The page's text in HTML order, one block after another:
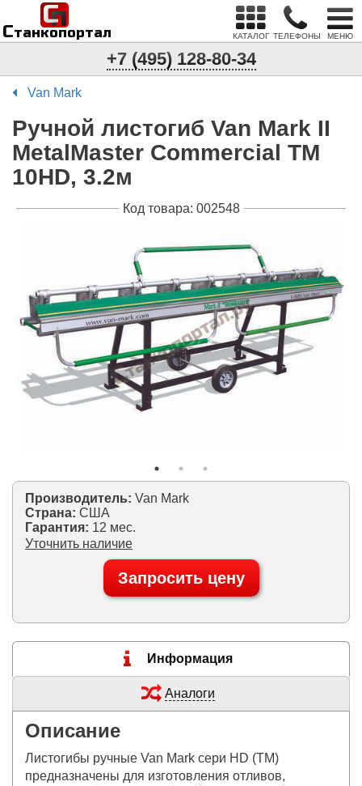
Станкопортал
п
С
КАТАЛОГ ТЕЛЕФОНЫ МЕНЮ
+7 (495) 128-80-34
Van Mark
Ручной листогиб Van Mark II
MetalMaster Commercial TM
10HD, 3.2м
Код товара: 002548
Производитель: Van Mark
Страна: США
Гарантия: 12 мес.
Уточнить наличие
Запросить цену
Информация
Аналоги
Описание
Листогибы ручные Van Mark сери HD (TM)
предназначены для изготовления отливов,